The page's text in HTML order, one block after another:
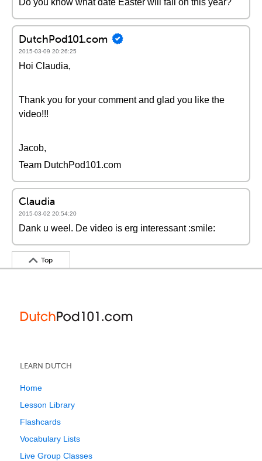
Do you know what date Easter will fall on this year?
DutchPod101.com
2015-03-09 20:26:25
Hoi Claudia,
Thank you for your comment and glad you like the
video!!!
Jacob,
Team DutchPod101.com
Claudia
2015-03-02 20:54:20
Dank u weel. De video is erg interessant :smile:
Top
LEARN DUTCH
Home
Lesson Library
Flashcards
Vocabulary Lists
Live Group Classes